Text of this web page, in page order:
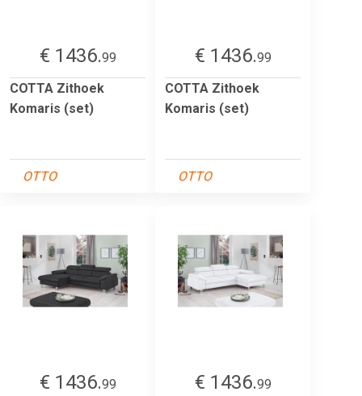
€ 1436.99
COTTA Zithoek
Komaris (set)
OTTO
€ 1436.99
COTTA Zithoek
Komaris (set)
OTTO
€ 1436.99
€ 1436.99